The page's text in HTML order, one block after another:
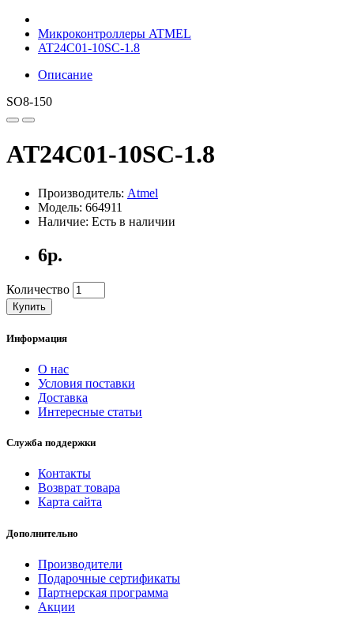
Микроконтроллеры ATMEL
AT24C01-10SC-1.8
Описание
SO8-150
AT24C01-10SC-1.8
Производитель: Atmel
Модель: 664911
Наличие: Есть в наличии
6р.
Количество
Купить
Информация
О нас
Условия поставки
Доставка
Интересные статьи
Служба поддержки
Контакты
Возврат товара
Карта сайта
Дополнительно
Производители
Подарочные сертификаты
Партнерская программа
Акции